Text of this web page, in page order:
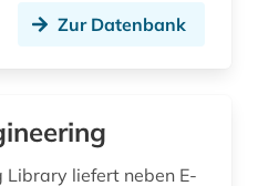
(2)
Zur Datenbank
Library liefert neben E-